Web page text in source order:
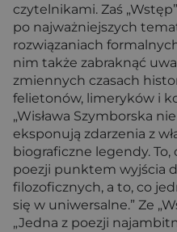
czytelnikami. Zaś
po najważniejszych
rozwiązaniach
nim także zabraknąć
zmiennych czasach
felietonów, limeryków i
„Wisława Szymborska
eksponują zdarzenia z
biograficzne legendy.
poezji punktem wyjścia
filozoficznych, a to, co
się w uniwersalne.” Ze
„Jedna z poezji